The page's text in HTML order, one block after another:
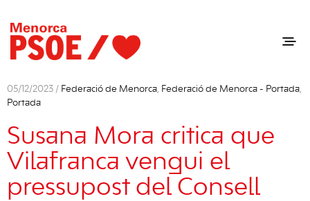
05/12/2023 / Federació de Menorca, Federació de Menorca - Portada,
Portada
Susana Mora critica que
Vilafranca vengui el
pressupost del Consell